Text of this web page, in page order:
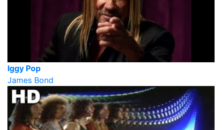
Iggy Pop
James Bond